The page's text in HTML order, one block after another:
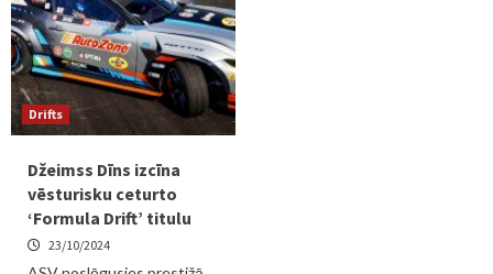
Drifts
Džeimss Dīns izcīna
vēsturisku ceturto
‘Formula Drift’ titulu
23/10/2024